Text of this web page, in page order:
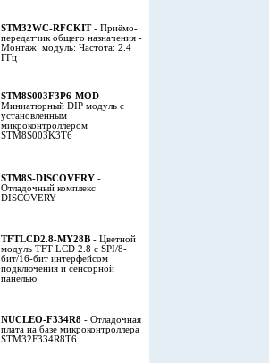
STM32WC-RFCKIT- Приёмо-
передатчик общего назначения -
Монтаж: модуль: Частота: 2.4
ГГц
STM8S003F3P6-MOD -
Миниатюрный DIP модуль с
установленным
микроконтроллером
STM8S003K3T6
STM8S-DISCOVERY -
Отладочный комплекс
DISCOVERY
TFTLCD2.8-MY28B - Цветной
модуль TFT LCD 2.8 с SPI/8-
бит/16-бит интерфейсом
подключения и сенсорной
панелью
NUCLEO-F334R8 - Отладочная
плата на базе микроконтроллера
STM32F334R8T6